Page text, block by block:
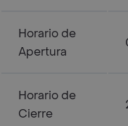
Horario de
Apertura
Horario de
Cierre